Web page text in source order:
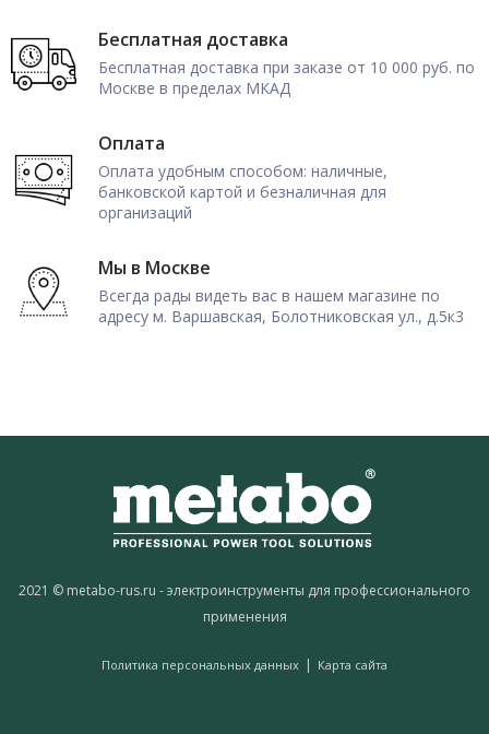
Бесплатная доставка
Бесплатная доставка при заказе от 10 000 руб. по
Москве в пределах МКАД
Оплата
Оплата удобным способом: наличные,
банковской картой и безналичная для
организаций
Мы в Москве
Всегда рады видеть вас в нашем магазине по
адресу м. Варшавская, Болотниковская ул., д.5к3
2021 © metabo-rus.ru - электроинструменты для профессионального
применения
Политика персональных данных | Карта сайта